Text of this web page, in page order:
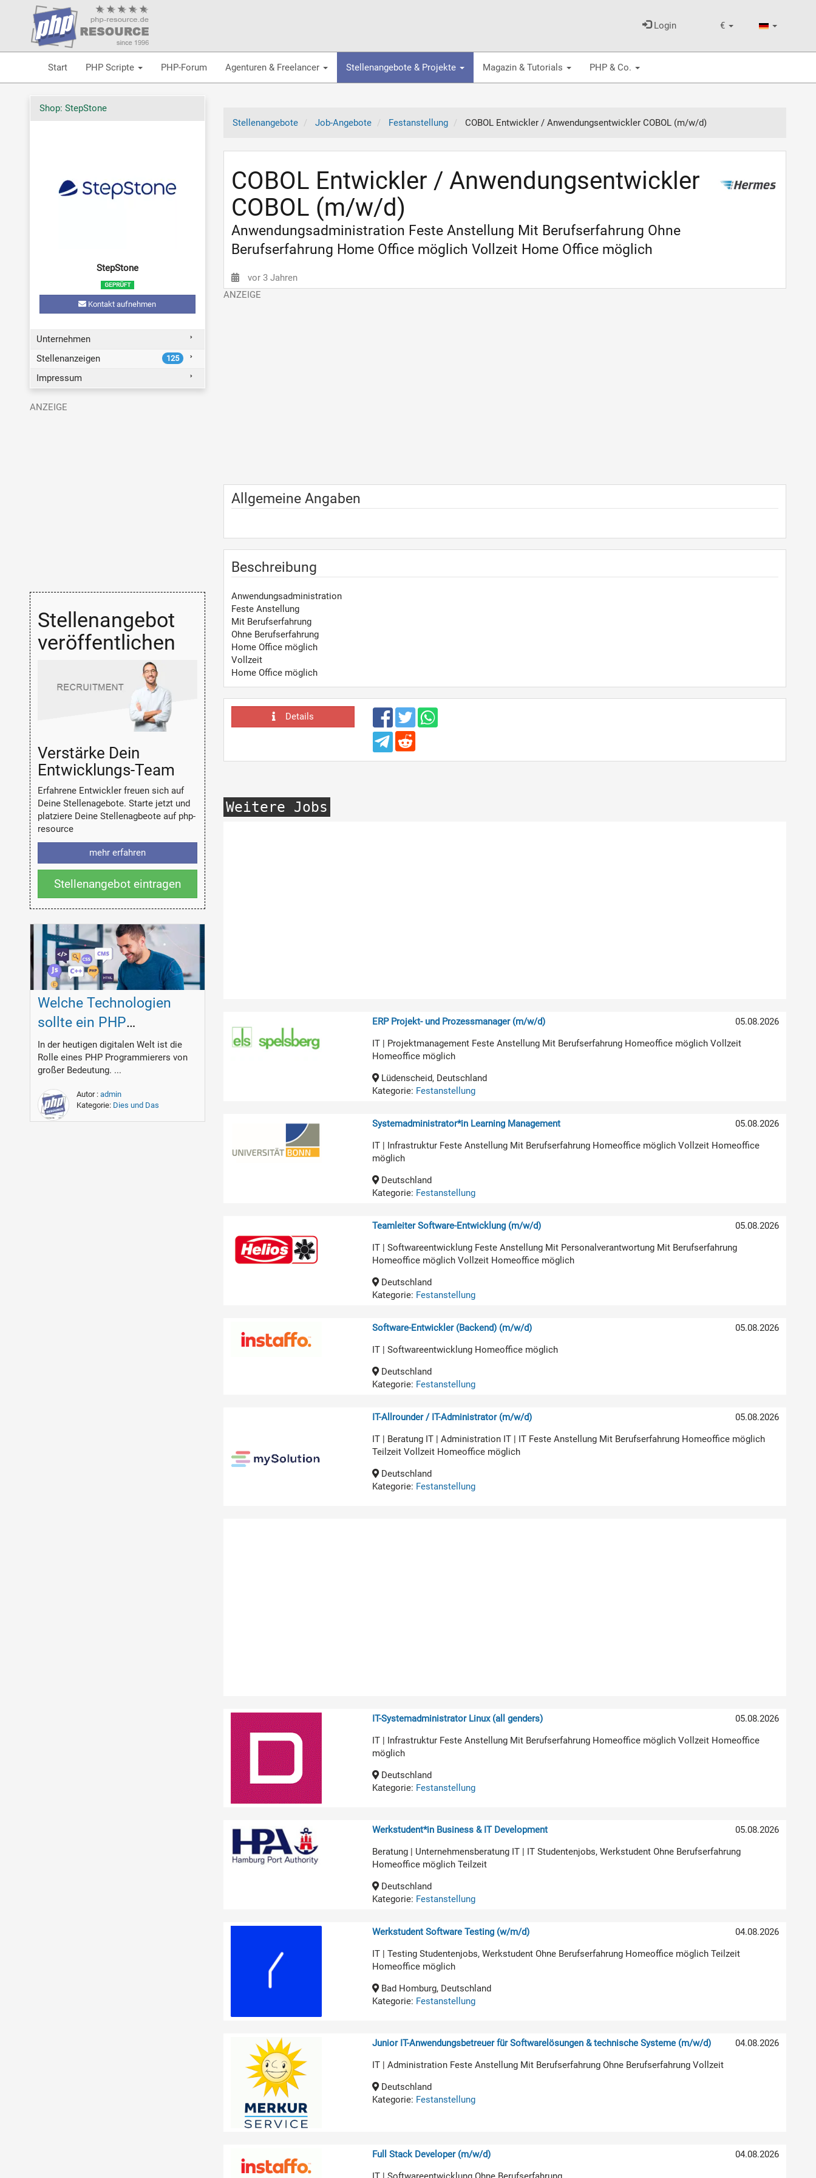
€
Login
Start PHP Scripte PHP-Forum Agenturen & Freelancer Stellenangebote & Projekte Magazin & Tutorials PHP & Co.
Stellenangebote Job-Angebote Festanstellung COBOL Entwickler / Anwendungsentwickler COBOL (m/w/d)
COBOL Entwickler / Anwendungsentwickler
COBOL (m/w/d)
Anwendungsadministration Feste Anstellung Mit Berufserfahrung Ohne
Berufserfahrung Home Office möglich Vollzeit Home Office möglich
vor 3 Jahren
Allgemeine Angaben
Beschreibung
Anwendungsadministration
Feste Anstellung
Mit Berufserfahrung
Ohne Berufserfahrung
Home Office möglich
Vollzeit
Home Office möglich
Details
Weitere Jobs
05.08.2026
ERP Projekt- und Prozessmanager (m/w/d)
IT | Projektmanagement Feste Anstellung Mit Berufserfahrung Homeoffice möglich Vollzeit
Homeoffice möglich
Lüdenscheid, Deutschland
Kategorie: Festanstellung
05.08.2026
Systemadministrator*in Learning Management
IT | Infrastruktur Feste Anstellung Mit Berufserfahrung Homeoffice möglich Vollzeit Homeoffice
möglich
Deutschland
Kategorie: Festanstellung
05.08.2026
Teamleiter Software-Entwicklung (m/w/d)
IT | Softwareentwicklung Feste Anstellung Mit Personalverantwortung Mit Berufserfahrung
Homeoffice möglich Vollzeit Homeoffice möglich
Deutschland
Kategorie: Festanstellung
05.08.2026
Software-Entwickler (Backend) (m/w/d)
IT | Softwareentwicklung Homeoffice möglich
Deutschland
Kategorie: Festanstellung
05.08.2026
IT-Allrounder / IT-Administrator (m/w/d)
IT | Beratung IT | Administration IT | IT Feste Anstellung Mit Berufserfahrung Homeoffice möglich
Teilzeit Vollzeit Homeoffice möglich
Deutschland
Kategorie: Festanstellung
05.08.2026
IT-Systemadministrator Linux (all genders)
IT | Infrastruktur Feste Anstellung Mit Berufserfahrung Homeoffice möglich Vollzeit Homeoffice
möglich
Deutschland
Kategorie: Festanstellung
05.08.2026
Werkstudent*in Business & IT Development
Beratung | Unternehmensberatung IT | IT Studentenjobs, Werkstudent Ohne Berufserfahrung
Homeoffice möglich Teilzeit
Deutschland
Kategorie: Festanstellung
04.08.2026
Werkstudent Software Testing (w/m/d)
IT | Testing Studentenjobs, Werkstudent Ohne Berufserfahrung Homeoffice möglich Teilzeit
Homeoffice möglich
Bad Homburg, Deutschland
Kategorie: Festanstellung
04.08.2026
Junior IT-Anwendungsbetreuer für Softwarelösungen & technische Systeme (m/w/d)
IT | Administration Feste Anstellung Mit Berufserfahrung Ohne Berufserfahrung Vollzeit
Deutschland
Kategorie: Festanstellung
04.08.2026
Full Stack Developer (m/w/d)
Shop: StepStone
StepStone
Kontakt aufnehmen
Unternehmen
Stellenanzeigen
125
Impressum
Stellenangebot
veröffentlichen
Verstärke Dein
Entwicklungs-Team
Erfahrene Entwickler freuen sich auf
Deine Stellenagebote. Starte jetzt und
platziere Deine Stellenagbeote auf php-
resource
mehr erfahren
Stellenangebot eintragen
Welche Technologien
sollte ein PHP
Programmierer
beherrschen?
In der heutigen digitalen Welt ist die
Rolle eines PHP Programmierers von
großer Bedeutung. ...
Autor : admin
Kategorie: Dies und Das